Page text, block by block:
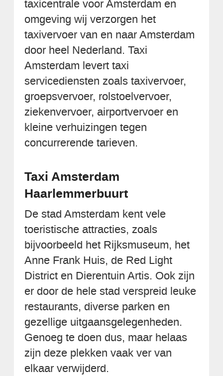
taxicentrale voor Amsterdam en
omgeving wij verzorgen het
taxivervoer van en naar Amsterdam
door heel Nederland. Taxi
Amsterdam levert taxi
servicediensten zoals taxivervoer,
groepsvervoer, rolstoelvervoer,
ziekenvervoer, airportvervoer en
kleine verhuizingen tegen
concurrerende tarieven.
Taxi Amsterdam
Haarlemmerbuurt
De stad Amsterdam kent vele
toeristische attracties, zoals
bijvoorbeeld het Rijksmuseum, het
Anne Frank Huis, de Red Light
District en Dierentuin Artis. Ook zijn
er door de hele stad verspreid leuke
restaurants, diverse parken en
gezellige uitgaansgelegenheden.
Genoeg te doen dus, maar helaas
zijn deze plekken vaak ver van
elkaar verwijderd.